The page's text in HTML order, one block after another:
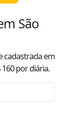
São
cadastrada em
160por diária.